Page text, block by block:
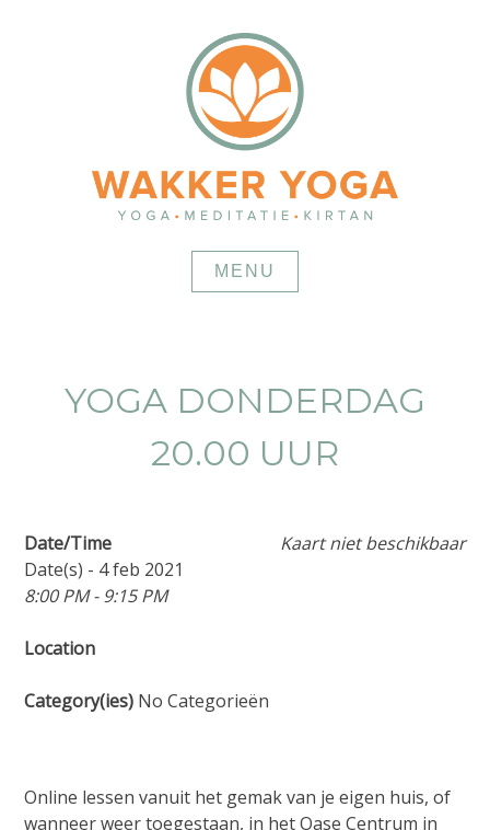
MENU
YOGA DONDERDAG
20.00 UUR
Kaart niet beschikbaar
Date/Time
Date(s) - 4 feb 2021
8:00 PM - 9:15 PM
Location
Category(ies) No Categorieën
Online lessen vanuit het gemak van je eigen huis, of
wanneer weer toegestaan, in het Oase Centrum in